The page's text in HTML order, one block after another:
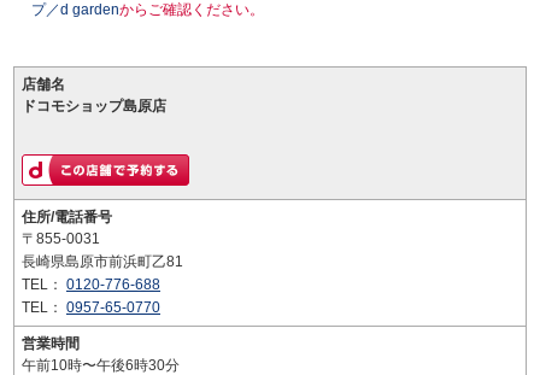
プ／d gardenからご確認ください。
店舗名
ドコモショップ島原店
住所/電話番号
〒855-0031
長崎県島原市前浜町乙81
TEL： 0120-776-688
TEL： 0957-65-0770
営業時間
午前10時〜午後6時30分